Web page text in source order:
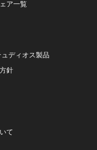
ア一覧
ディオス製品
針
て